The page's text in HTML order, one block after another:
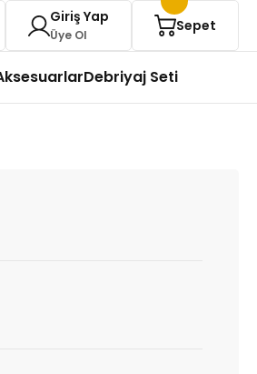
Giriş Yap
Üye Ol
Sepet
Debriyaj Seti